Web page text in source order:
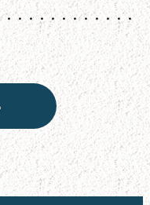
・・・・・・・・・・・